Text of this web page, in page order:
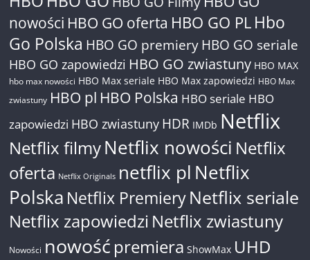
nowości HBO GO oferta HBO GO PL Hbo
Go Polska HBO GO premiery HBO GO seriale
HBO GO zapowiedzi HBO GO zwiastuny HBO MAX
hbo max nowości HBO Max seriale HBO Max zapowiedzi HBO Max
zwiastuny HBO pl HBO Polska HBO seriale HBO
zapowiedzi HBO zwiastuny HDR IMDb Netflix
Netflix filmyNetflix nowości Netflix
oferta Netflix Originals netflix pl Netflix
Polska Netflix PremieryNetflix seriale
Netflix zapowiedzi Netflix zwiastuny
Nowości nowość premiera ShowMax UHD